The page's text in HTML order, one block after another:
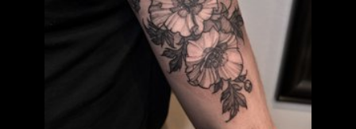
WZORY TATTOO LIFE INFO